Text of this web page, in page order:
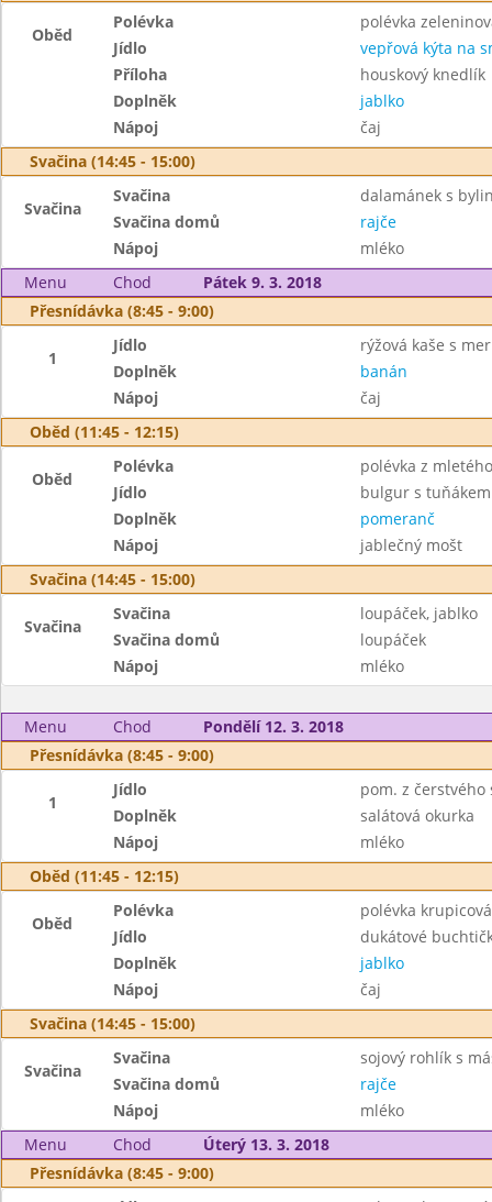
Oběd
Polévka
polévka
Jídlo
vepřová kýta na
Příloha
houskový knedlík
Doplněk
jablko
Nápoj
čaj
Svačina (14:45 - 15:00)
Svačina
Svačina
dalamánek s
Svačina domů
rajče
Nápoj
mléko
Menu
Chod
Pátek 9. 3. 2018
Přesnídávka (8:45 - 9:00)
1
Jídlo
rýžová kaše s
Doplněk
banán
Nápoj
čaj
Oběd (11:45 - 12:15)
Oběd
Polévka
polévka z
Jídlo
bulgur s
Doplněk
pomeranč
Nápoj
jablečný mošt
Svačina (14:45 - 15:00)
Svačina
Svačina
loupáček, jablko
Svačina domů
loupáček
Nápoj
mléko
Menu Chod
Pondělí 12. 3. 2018
Přesnídávka (8:45 - 9:00)
1
Jídlo
pom. z čerstvého
Doplněk
salátová okurka
Nápoj
mléko
Oběd (11:45 - 12:15)
Oběd
Polévka
polévka
Jídlo
dukátové
Doplněk
jablko
Nápoj
čaj
Svačina (14:45 - 15:00)
Svačina
Svačina
sojový rohlík s
Svačina domů
rajče
Nápoj
mléko
Menu
Chod
Úterý 13. 3. 2018
Přesnídávka (8:45 - 9:00)